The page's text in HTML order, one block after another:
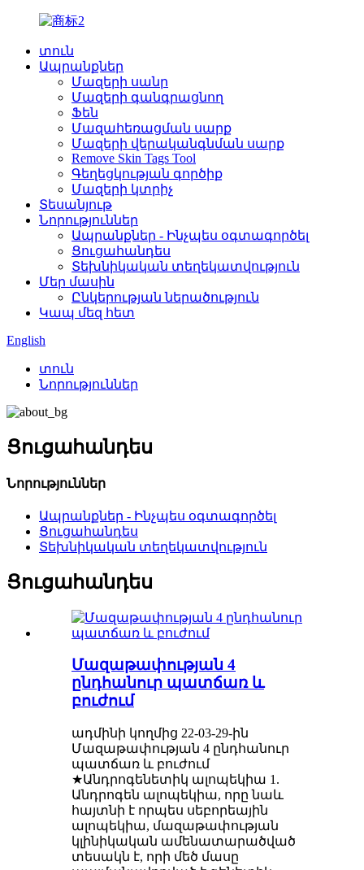
տուն
Ապրանքներ
Մազերի սանր
Մազերի գանգրացնող
Ֆեն
Մազահեռացման սարք
Մազերի վերականգնման սարք
Remove Skin Tags Tool
Գեղեցկության գործիք
Մազերի կտրիչ
Տեսանյութ
Նորություններ
Ապրանքներ - Ինչպես օգտագործել
Ցուցահանդես
Տեխնիկական տեղեկատվություն
Մեր մասին
Ընկերության ներածություն
Կապ մեզ հետ
English
տուն
Նորություններ
Ցուցահանդես
Նորություններ
Ապրանքներ - Ինչպես օգտագործել
Ցուցահանդես
Տեխնիկական տեղեկատվություն
Ցուցահանդես
Մազաթափության 4
ընդհանուր պատճառ և
բուժում
ադմինի կողմից 22-03-29-ին
Մազաթափության 4 ընդհանուր
պատճառ և բուժում
★Անդրոգենետիկ ալոպեկիա 1.
Անդրոգեն ալոպեկիա, որը նաև
հայտնի է որպես սեբորեային
ալոպեկիա, մազաթափության
կլինիկական ամենատարածված
տեսակն է, որի մեծ մասը